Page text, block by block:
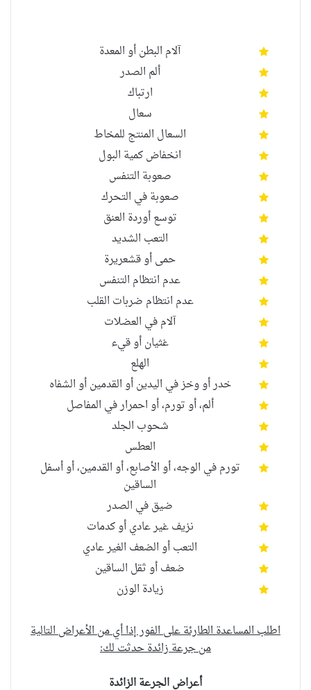
آلام البطن أو المعدة
ألم الصدر
ارتباك
سعال
السعال المنتج للمخاط
انخفاض كمية البول
صعوبة التنفس
صعوبة في التحرك
توسع أوردة العنق
التعب الشديد
حمى أو قشعريرة
عدم انتظام التنفس
عدم انتظام ضربات القلب
آلام في العضلات
غثيان أو قيء
الهلع
خدر أو وخز في اليدين أو القدمين أو الشفاه
ألم، أو تورم، أو احمرار في المفاصل
شحوب الجلد
العطس
تورم في الوجه، أو الأصابع، أو القدمين، أو أسفل
الساقين
ضيق في الصدر
نزيف غير عادي أو كدمات
التعب أو الضعف الغير عادي
ضعف أو ثقل الساقين
زيادة الوزن
اطلب المساعدة الطارئة على الفور إذا أي من الأعراض التالية
من جرعة زائدة حدثت لك:
أعراض الجرعة الزائدة